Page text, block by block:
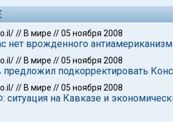
// В мире //05 ноября 2008
нет врожденного
// В мире //05 ноября 2008
подкорректировать
// В мире //05 ноября 2008
ситуация на Кавказе и